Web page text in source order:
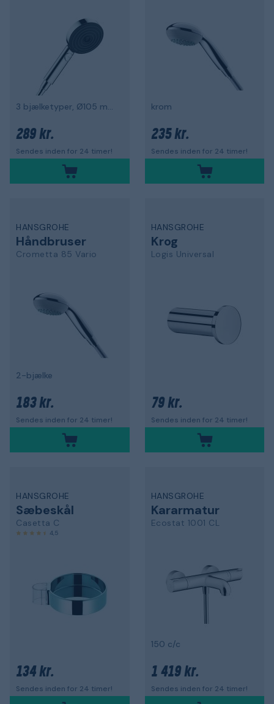
3 bjælketyper, Ø105 mm, forkromet
289 kr.
Sendes inden for 24 timer!
krom
235 kr.
Sendes inden for 24 timer!
HANSGROHE
Håndbruser
Crometta 85 Vario
2-bjælke
183 kr.
Sendes inden for 24 timer!
HANSGROHE
Krog
Logis Universal
79 kr.
Sendes inden for 24 timer!
HANSGROHE
Sæbeskål
Casetta C
4,5
134 kr.
Sendes inden for 24 timer!
HANSGROHE
Kararmatur
Ecostat 1001 CL
150 c/c
1 419 kr.
Sendes inden for 24 timer!